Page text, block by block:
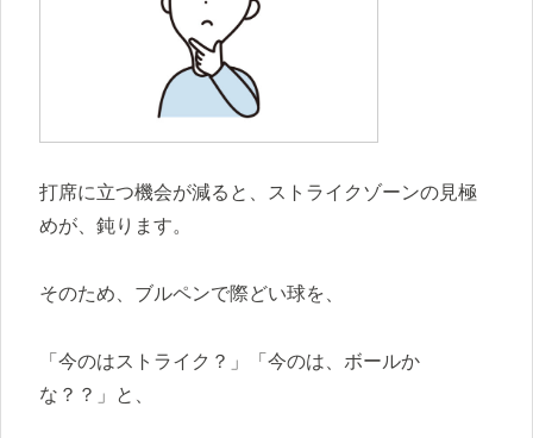
打席に立つ機会が減ると、ストライクゾーンの見極
めが、鈍ります。
そのため、ブルペンで際どい球を、
「今のはストライク？」「今のは、ボールか
な？？」と、